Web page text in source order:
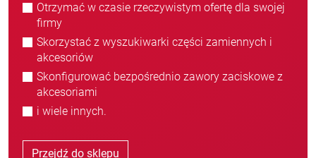
Otrzymać w czasie rzeczywistym ofertę dla swojej
firmy
Skorzystać z wyszukiwarki części zamiennych i
akcesoriów
Skonfigurować bezpośrednio zawory zaciskowe z
akcesoriami
i wiele innych.
Przejdź do sklepu